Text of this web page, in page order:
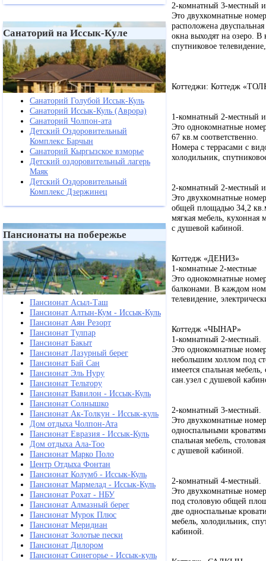
Санаторий на Иссык-Куле
Санаторий Голубой Иссык-Куль
Санаторий Иссык-Куль (Аврора)
Санаторий Чолпон-ата
Детский Оздоровительный
Комплекс Барчын
Санаторий Кыргызское взморье
Детский оздоровительный лагерь
Маяк
Детский Оздоровительный
Комплекс Дзержинец
Пансионаты на побережье
Пансионат Асыл-Таш
Пансионат Алтын-Кум - Иссык-Куль
Пансионат Аян Резорт
Пансионат Тулпар
Пансионат Бакыт
Пансионат Лазурный берег
Пансионат Бай Сан
Пансионат Эль Нуру
Пансионат Тельтору
Пансионат Вавилон - Иссык-Куль
Пансионат Солнышко
Пансионат Ак-Толкун - Иссык-куль
Дом отдыха Чолпон-Ата
Пансионат Евразия - Иссык-Куль
Дом отдыха Ала-Тоо
Пансионат Марко Поло
Центр Отдыха Фонтан
Пансионат Колумб - Иссык-Куль
Пансионат Мармелад - Иссык-Куль
Пансионат Рохат - НБУ
Пансионат Алмазный берег
Пансионат Мурок Плюс
Пансионат Меридиан
Пансионат Золотые пески
Пансионат Дилором
Пансионат Синегорье - Иссык-куль
2-комнатный 3-местный
Это двухкомнатные
расположена
окна выходят на озеро. В
спутниковое
Коттеджи: Коттедж
1-комнатный 2-местный
Это однокомнатные
67 кв.м соответственно.
Номера с террасами с
холодильник,
2-комнатный 2-местный
Это двухкомнатные
общей площадью 34,2
мягкая мебель, кухонная
с душевой кабиной.
Коттедж «ДЕНИЗ»
1-комнатные 2-местные
Это однокомнатные
балконами. В каждом
телевидение,
Коттедж «ЧЫНАР»
1-комнатный 2-местный.
Это однокомнатные
небольшим холлом под
имеется спальная
сан.узел с душевой
2-комнатный 3-местный.
Это двухкомнатные
односпальными
спальная мебель,
с душевой кабиной.
2-комнатный 4-местный.
Это двухкомнатные
под столовую общей
две односпальные
мебель, холодильник,
кабиной.